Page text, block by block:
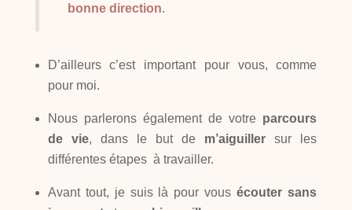
bonne direction.
D’ailleurs c’est important pour vous, comme
pour moi.
Nous parlerons également de votre parcours
de vie, dans le but de m’aiguiller sur les
différentes étapes à travailler.
Avant tout, je suis là pour vousécouter sans